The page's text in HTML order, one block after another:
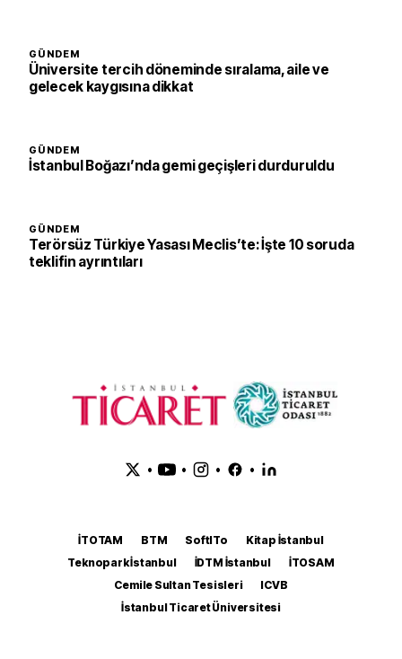
GÜNDEM
Üniversite tercih döneminde sıralama, aile ve
gelecek kaygısına dikkat
GÜNDEM
İstanbul Boğazı’nda gemi geçişleri durduruldu
GÜNDEM
Terörsüz Türkiye Yasası Meclis’te: İşte 10 soruda
teklifin ayrıntıları
• • • •
İTOTAM BTM SoftITo
Kitap İstanbul
Teknopark İstanbul
İDTM İstanbul
İTOSAM
Cemile Sultan Tesisleri
ICVB
İstanbul Ticaret Üniversitesi